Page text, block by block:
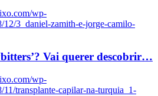
wp-
12/3_daniel-zamith-e-jorge-camilo-
Vai querer descobrir…
wp-
11/transplante-capilar-na-turquia_1-